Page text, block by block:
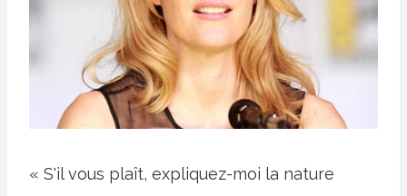
« S'il vous plaît, expliquez-moi la nature